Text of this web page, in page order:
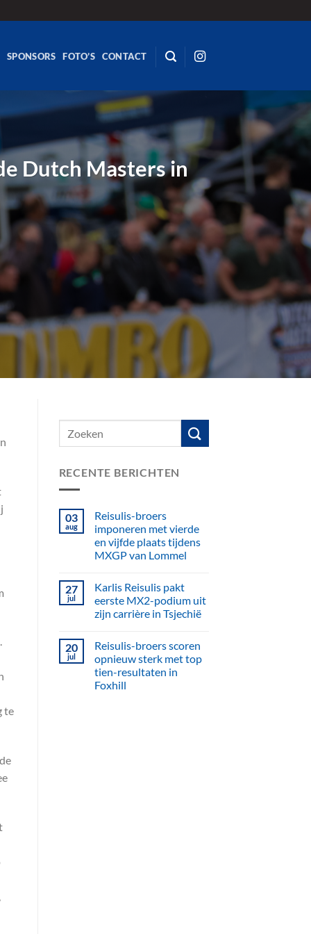
SPONSORS FOTO’S CONTACT
Dutch Masters in
te
RECENTE BERICHTEN
03
aug
Reisulis-broers
imponeren met vierde
en vijfde plaats tijdens
MXGP van Lommel
27
jul
Karlis Reisulis pakt
eerste MX2-podium uit
zijn carrière in Tsjechië
20
jul
Reisulis-broers scoren
opnieuw sterk met top
tien-resultaten in
Foxhill